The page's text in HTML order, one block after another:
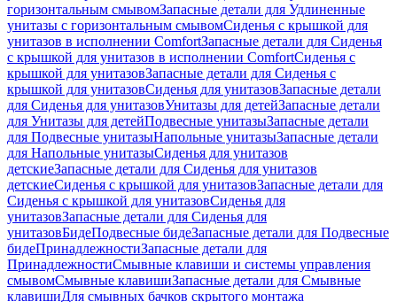
горизонтальным смывомЗапасные детали для Удлиненные
унитазы с горизонтальным смывомСиденья с крышкой для
унитазов в исполнении ComfortЗапасные детали для Сиденья
с крышкой для унитазов в исполнении ComfortСиденья с
крышкой для унитазовЗапасные детали для Сиденья с
крышкой для унитазовСиденья для унитазовЗапасные детали
для Сиденья для унитазовУнитазы для детейЗапасные детали
для Унитазы для детейПодвесные унитазыЗапасные детали
для Подвесные унитазыНапольные унитазыЗапасные детали
для Напольные унитазыСиденья для унитазов
детскиеЗапасные детали для Сиденья для унитазов
детскиеСиденья с крышкой для унитазовЗапасные детали для
Сиденья с крышкой для унитазовСиденья для
унитазовЗапасные детали для Сиденья для
унитазовБидеПодвесные бидеЗапасные детали для Подвесные
бидеПринадлежностиЗапасные детали для
ПринадлежностиСмывные клавиши и системы управления
смывомСмывные клавишиЗапасные детали для Смывные
клавишиДля смывных бачков скрытого монтажа